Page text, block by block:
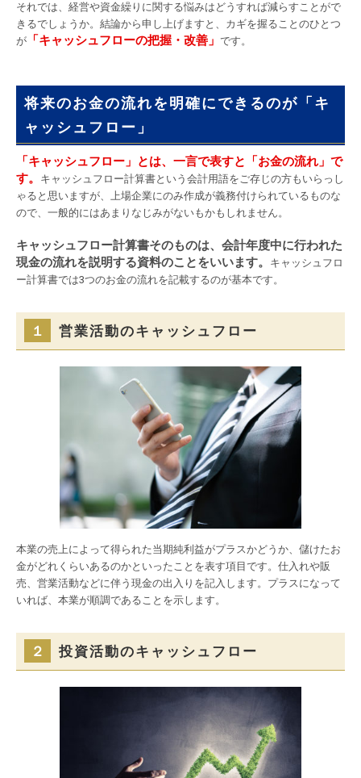
それでは、経営や資金繰りに関する悩みはどうすれば減らすことがで
きるでしょうか。結論から申し上げますと、カギを握ることのひとつ
が 「キャッシュフローの把握・改善」 です。
将来のお金の流れを明確にできるのが「キ
ャッシュフロー」
「キャッシュフロー」とは、一言で表すと「お金の流れ」で
す。
キャッシュフロー計算書という会計用語をご存じの方もいらっし
ゃると思いますが、上場企業にのみ作成が義務付けられているものな
ので、一般的にはあまりなじみがないもかもしれません。
キャッシュフロー計算書そのものは、会計年度中に行われた
現金の流れを説明する資料のことをいいます。
キャッシュフロ
ー計算書では3つのお金の流れを記載するのが基本です。
１ 営業活動のキャッシュフロー
本業の売上によって得られた当期純利益がプラスかどうか、儲けたお
金がどれくらいあるのかといったことを表す項目です。仕入れや販
売、営業活動などに伴う現金の出入りを記入します。プラスになって
いれば、本業が順調であることを示します。
２ 投資活動のキャッシュフロー